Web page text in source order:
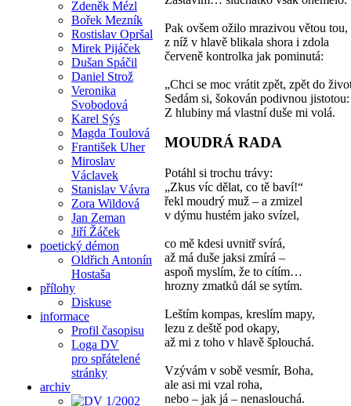
Zdeněk Mézl
Bořek Mezník
Rostislav Opršal
Mirek Pijáček
Dušan Spáčil
Daniel Strož
Veronika
Svobodová
Karel Sýs
Magda Toulová
František Uher
Miroslav
Václavek
Stanislav Vávra
Zora Wildová
Jan Zeman
Jiří Žáček
poetický démon
Oldřich Antonín
Hostaša
přílohy
Diskuse
informace
Profil časopisu
Loga DV
pro spřátelené
stránky
archiv
Pak ovšem ožilo mrazivou větou tou,
z níž v hlavě blikala shora i zdola
červeně kontrolka jak pominutá:
„Chci se moc vrátit zpět, zpět do
Sedám si, šokován podivnou jistotou:
Z hlubiny má vlastní duše mi volá.
MOUDRÁ RADA
Potáhl si trochu trávy:
„Zkus víc dělat, co tě baví!“
řekl moudrý muž – a zmizel
v dýmu hustém jako svízel,
co mě kdesi uvnitř svírá,
až má duše jaksi zmírá –
aspoň myslím, že to cítím…
hrozny zmatků dál se sytím.
Leštím kompas, kreslím mapy,
lezu z deště pod okapy,
až mi z toho v hlavě šplouchá.
Vzývám v sobě vesmír, Boha,
ale asi mi vzal roha,
nebo – jak já – nenaslouchá.